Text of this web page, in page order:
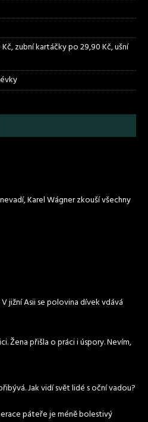
zubní kartáčky po 29,90 Kč, ušní
Karel Wágner zkouší všechny
V jižní Asii se polovina dívek vdává
Žena přišla o práci i úspory. Nevím,
Jak vidí svět lidé s oční vadou?
páteře je méně bolestivý